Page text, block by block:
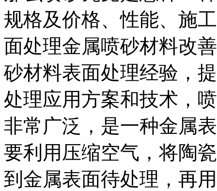
规格及价格、性能、施
面处理金属喷砂材料改
砂材料表面处理经验，
处理应用方案和技术，
非常广泛，是一种金属
要利用压缩空气，将陶
到金属表面待处理，再